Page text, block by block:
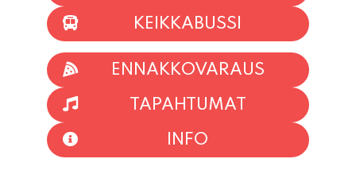
KEIKKABUSSI
ENNAKKOVARAUS
TAPAHTUMAT
INFO